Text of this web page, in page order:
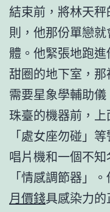
結束前，將林天
則，他那份單戀
體。他緊張地跑
甜圈的地下室，
需要星象學輔助
珠臺的機器前，
「處女座勿碰」
唱片機和一個不
「情感調節器」
月價錢具感染力